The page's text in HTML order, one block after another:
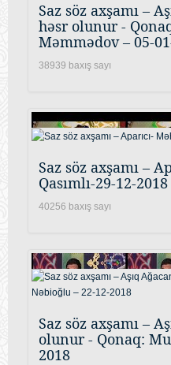
Saz söz axşamı –
həsr olunur -
Məmmədov – 05-
38939 baxış sayı
Saz söz axşamı –
Qasımlı-29-12-2018
40256 baxış sayı
Saz söz axşamı –
olunur - Qonaq:
2018